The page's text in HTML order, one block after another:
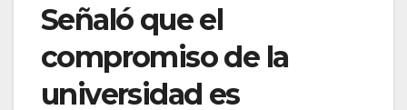
Señaló que el
compromiso de la
universidad es